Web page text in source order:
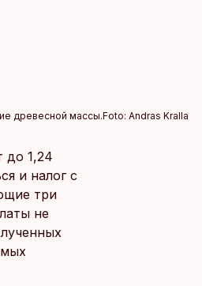
древесной массы.Foto: Andras Kralla
до 1,24
и налог с
три
не